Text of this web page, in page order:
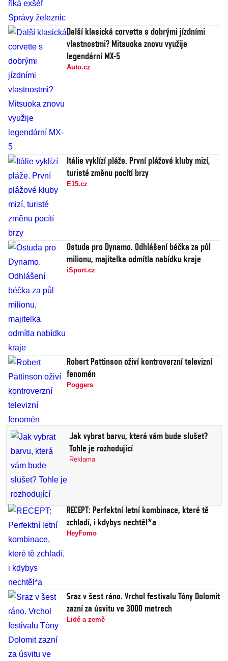
Další klasická corvette s dobrými jízdními
vlastnostmi? Mitsuoka znovu využije
legendární MX-5
Auto.cz
Itálie vyklízí pláže. První plážové kluby mizí,
turisté změnu pocítí brzy
E15.cz
Ostuda pro Dynamo. Odhlášení béčka za půl
milionu, majitelka odmítla nabídku kraje
iSport.cz
Robert Pattinson oživí kontroverzní televizní
fenomén
Poggers
Jak vybrat barvu, která vám bude slušet?
Tohle je rozhodující
Reklama
RECEPT: Perfektní letní kombinace, které tě
zchladí, i kdybys nechtěl*a
HeyFomo
Sraz v šest ráno. Vrchol festivalu Tóny Dolomit
zazní za úsvitu ve 3000 metrech
Lidé a země